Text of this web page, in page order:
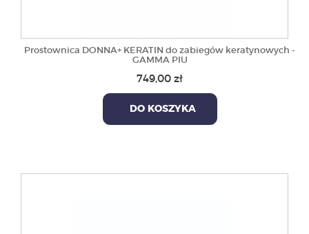
Prostownica DONNA+ KERATIN do zabiegów keratynowych -
GAMMA PIU
749,00 zł
DO KOSZYKA